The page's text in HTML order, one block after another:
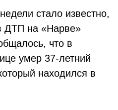
стало известно,
ДТП на «Нарве»
что в
умер 37-летний
находился в